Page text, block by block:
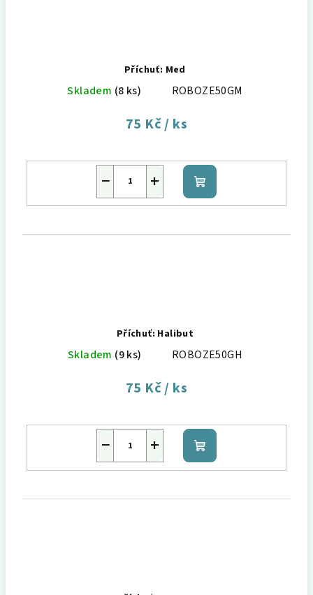
Příchuť: Med
Skladem (8 ks) ROBOZE50GM
75 Kč/ ks
+
− Do
košíku
Příchuť: Halibut
Skladem (9 ks) ROBOZE50GH
75 Kč/ ks
+
− Do
košíku